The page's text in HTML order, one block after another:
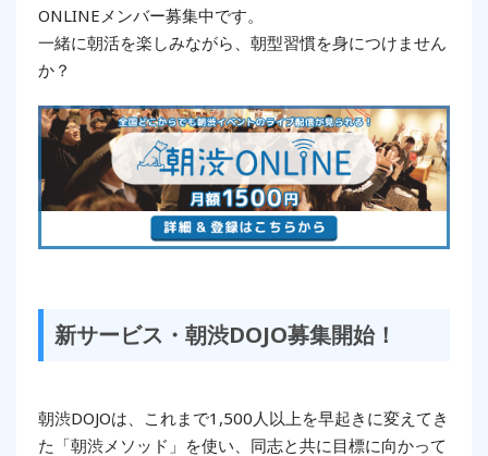
ONLINEメンバー募集中です。
一緒に朝活を楽しみながら、朝型習慣を身につけません
か？
新サービス・朝渋DOJO募集開始！
朝渋DOJOは、これまで1,500人以上を早起きに変えてき
た「朝渋メソッド」を使い、同志と共に目標に向かって